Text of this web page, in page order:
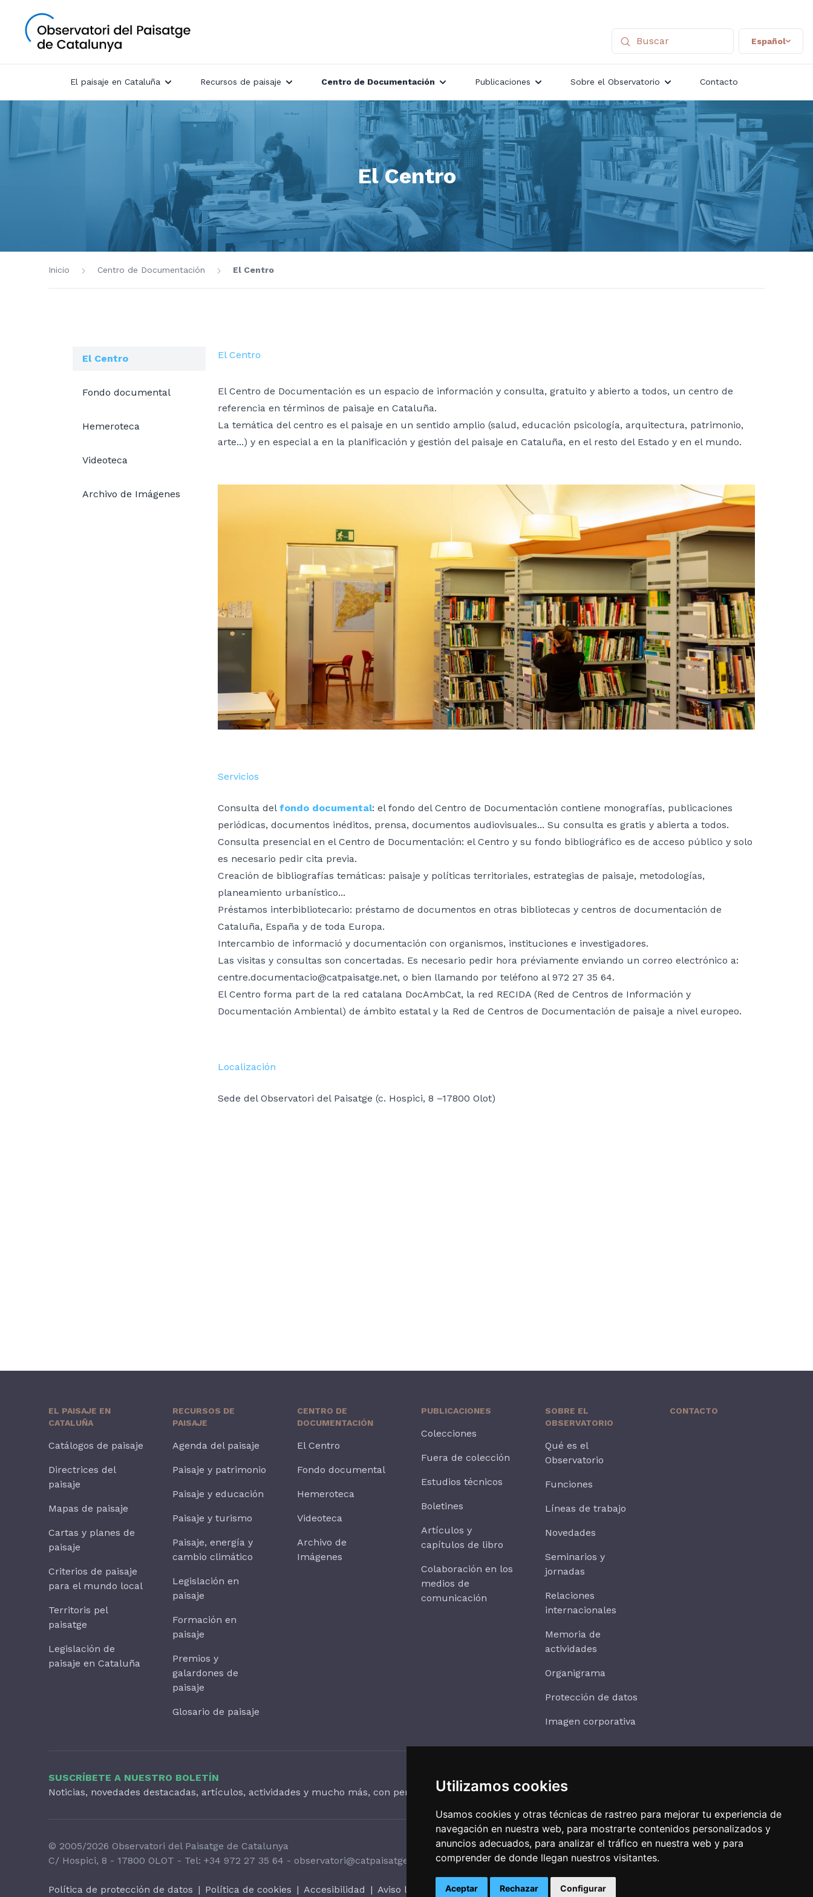
Utilizamos cookies
Usamos cookies y otras técnicas de rastreo para mejorar tu experiencia de
navegación en nuestra web, para mostrarte contenidos personalizados y
anuncios adecuados, para analizar el tráfico en nuestra web y para
comprender de donde llegan nuestros visitantes.
Aceptar Rechazar Configurar
Español
El paisaje en Cataluña Recursos de paisaje Centro de Documentación Publicaciones Sobre el Observatorio Contacto
El Centro
Inicio Centro de Documentación El Centro
El Centro
Fondo documental
Hemeroteca
Videoteca
Archivo de Imágenes
El Centro
El Centro de Documentación es un espacio de información y consulta, gratuito y abierto a todos, un centro de
referencia en términos de paisaje en Cataluña.
La temática del centro es el paisaje en un sentido amplio (salud, educación psicología, arquitectura, patrimonio,
arte...) y en especial a en la planificación y gestión del paisaje en Cataluña, en el resto del Estado y en el mundo.
Servicios
Consulta del fondo documental: el fondo del Centro de Documentación contiene monografías, publicaciones
periódicas, documentos inéditos, prensa, documentos audiovisuales... Su consulta es gratis y abierta a todos.
Consulta presencial en el Centro de Documentación: el Centro y su fondo bibliográfico es de acceso público y solo
es necesario pedir cita previa.
Creación de bibliografías temáticas: paisaje y políticas territoriales, estrategias de paisaje, metodologías,
planeamiento urbanístico...
Préstamos interbibliotecario: préstamo de documentos en otras bibliotecas y centros de documentación de
Cataluña, España y de toda Europa.
Intercambio de informació y documentación con organismos, instituciones e investigadores.
Las visitas y consultas son concertadas. Es necesario pedir hora préviamente enviando un correo electrónico a:
centre.documentacio@catpaisatge.net, o bien llamando por teléfono al 972 27 35 64.
El Centro forma part de la red catalana DocAmbCat, la red RECIDA (Red de Centros de Información y
Documentación Ambiental) de ámbito estatal y la Red de Centros de Documentación de paisaje a nivel europeo.
Localización
Sede del Observatori del Paisatge (c. Hospici, 8 –17800 Olot)
EL PAISAJE EN
CATALUÑA
Catálogos de paisaje
Directrices del
paisaje
Mapas de paisaje
Cartas y planes de
paisaje
Criterios de paisaje
para el mundo local
Territoris pel
paisatge
Legislación de
paisaje en Cataluña
RECURSOS DE
PAISAJE
Agenda del paisaje
Paisaje y patrimonio
Paisaje y educación
Paisaje y turismo
Paisaje, energía y
cambio climático
Legislación en
paisaje
Formación en
paisaje
Premios y
galardones de
paisaje
Glosario de paisaje
CENTRO DE
DOCUMENTACIÓN
El Centro
Fondo documental
Hemeroteca
Videoteca
Archivo de
Imágenes
PUBLICACIONES
Colecciones
Fuera de colección
Estudios técnicos
Boletines
Artículos y
capítulos de libro
Colaboración en los
medios de
comunicación
SOBRE EL
OBSERVATORIO
Qué es el
Observatorio
Funciones
Líneas de trabajo
Novedades
Seminarios y
jornadas
Relaciones
internacionales
Memoria de
actividades
Organigrama
Protección de datos
Imagen corporativa
CONTACTO
SUSCRÍBETE A NUESTRO BOLETÍN
Noticias, novedades destacadas, artículos, actividades y mucho más, con periodicidad trimestral.
© 2005/2026 Observatori del Paisatge de Catalunya
C/ Hospici, 8 - 17800 OLOT - Tel: +34 972 27 35 64 - observatori@catpaisatge.net
Política de protección de datos | Política de cookies | Accesibilidad | Aviso legal Sistema interno de alertas